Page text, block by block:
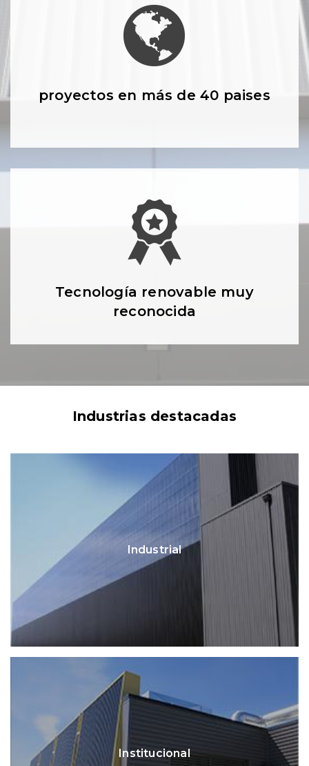
proyectos en más de 40 paises
Tecnología renovable muy
reconocida
Industrias destacadas
Industrial
Institucional